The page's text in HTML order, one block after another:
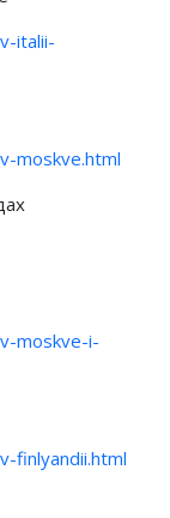
italii-
moskve.html
moskve-i-
finlyandii.html